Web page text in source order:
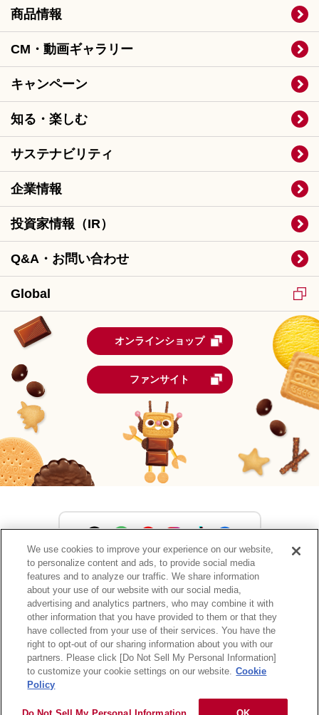
商品情報
CM・動画ギャラリー
キャンペーン
知る・楽しむ
サステナビリティ
企業情報
投資家情報（IR）
Q&A・お問い合わせ
Global
オンラインショップ
ファンサイト
森永製菓公式アカウント一覧
サイトマップ RSSの配信について
プライバシーポリシー
ウェブアクセシビリティ
ご利用規約 リンク
We use cookies to improve your experience on our website,
to personalize content and ads, to provide social media
features and to analyze our traffic. We share information
about your use of our website with our social media,
advertising and analytics partners, who may combine it with
other information that you have provided to them or that they
have collected from your use of their services. You have the
right to opt-out of our sharing information about you with our
partners. Please click [Do Not Sell My Personal Information]
to customize your cookie settings on our website. Cookie
Policy